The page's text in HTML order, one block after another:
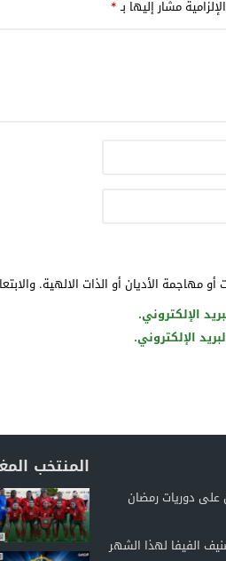
مشار إليها بـ*
مهاجمة الأديان أو الذات الالهية.
الإلكتروني.
الإلكتروني.
على دوريات رمضان
الفيفا لهذا الشهر
المنتخب